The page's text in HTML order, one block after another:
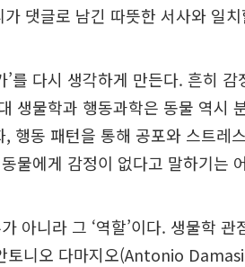
댓글로 남긴 따뜻한 서사와 일
를 다시 생각하게 만든다. 흔히 감
생물학과 행동과학은 동물 역시
행동 패턴을 통해 공포와 스트레
물에게 감정이 없다고 말하기는
아니라 그 ‘역할’이다. 생물학 관
토니오 다마지오(Antonio